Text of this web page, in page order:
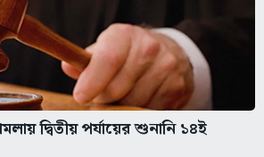
দ্বিতীয় পর্যায়ের শুনানি ১৪ই